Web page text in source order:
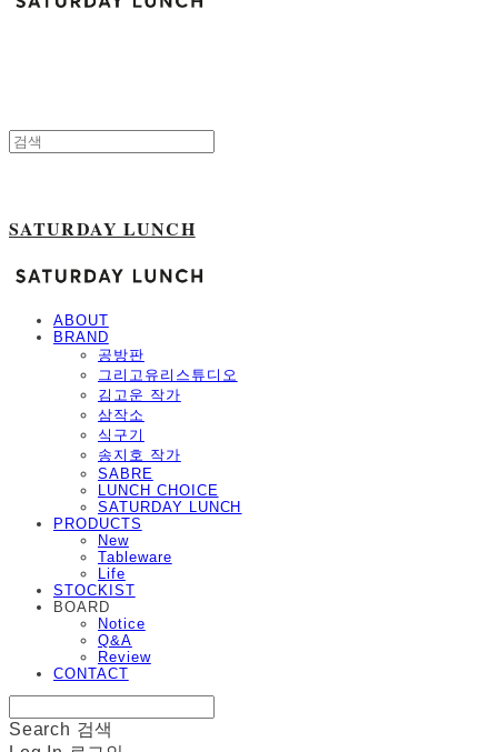
SATURDAY LUNCH
ABOUT
BRAND
공방판
그리고유리스튜디오
김고운 작가
삼작소
식구기
송지호 작가
SABRE
LUNCH CHOICE
SATURDAY LUNCH
PRODUCTS
New
Tableware
Life
STOCKIST
BOARD
Notice
Q&A
Review
CONTACT
Search 검색